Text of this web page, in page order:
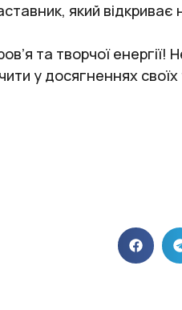
який
та творчої
у досягненнях